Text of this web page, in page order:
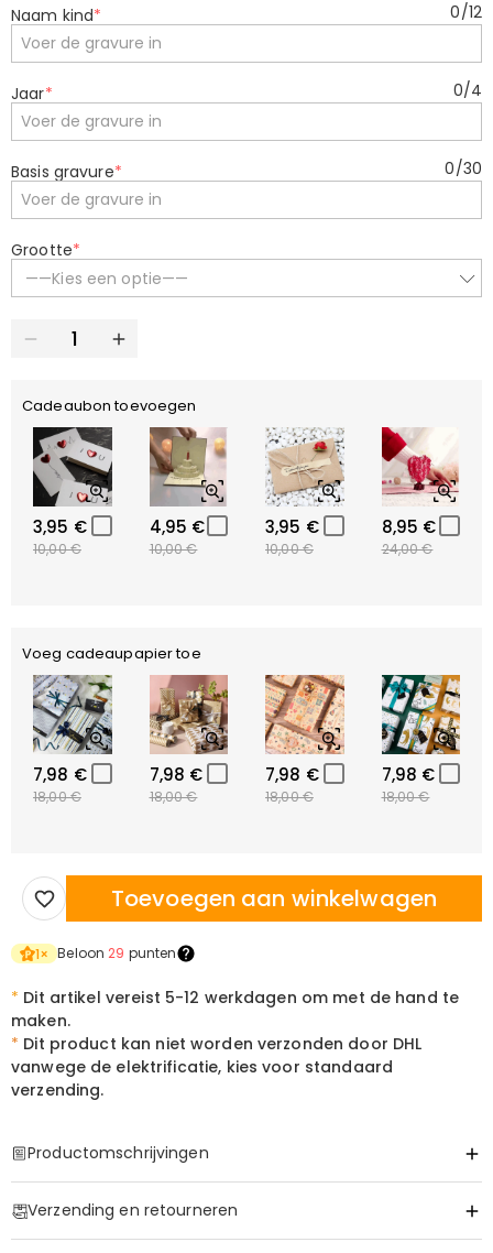
Naam kind* 0/12
Jaar* 0/4
Basis gravure* 0/30
Grootte*
——Kies een optie——
Cadeaubon toevoegen
3,95 €
10,00 €
4,95 €
10,00 €
3,95 €
10,00 €
8,95 €
24,00 €
Voeg cadeaupapier toe
7,98 €
18,00 €
7,98 €
18,00 €
7,98 €
18,00 €
7,98 €
18,00 €
Toevoegen aan winkelwagen
1× Beloon 29 punten
* Dit artikel vereist 5-12 werkdagen om met de hand te
maken.
* Dit product kan niet worden verzonden door DHL
vanwege de elektrificatie, kies voor standaard
verzending.
Productomschrijvingen
Een Homerun voor de Man die Je Hart Verankert
Verzending en retourneren